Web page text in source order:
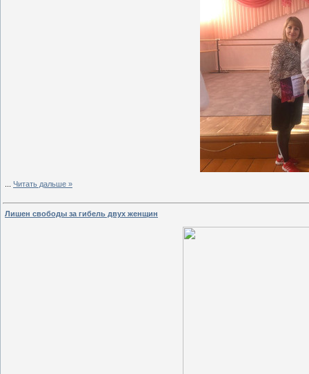
Читать дальше »
Лишен свободы за гибель двух женщин